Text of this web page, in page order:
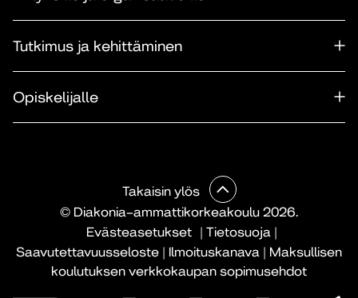
Tutkimus ja kehittäminen
Opiskelijalle
© Diakonia–ammattikorkeakoulu 2026.
Evästeasetukset
| Tietosuoja|
Saavutettavuusseloste | Ilmoituskanava | Maksullisen
koulutuksen verkkokaupan sopimusehdot
Takaisin ylös